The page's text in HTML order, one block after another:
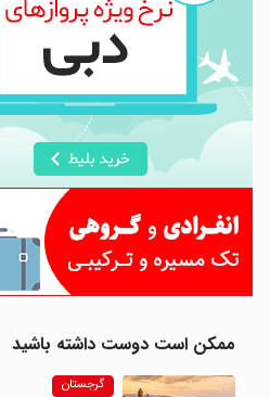
ممکن است دوست داشته باشید
گرجستان